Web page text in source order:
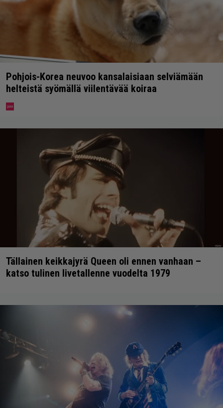
Pohjois-Korea neuvoo kansalaisiaan selviämään
helteistä syömällä viilentävää koiraa
Tällainen keikkajyrä Queen oli ennen vanhaan –
katso tulinen livetallenne vuodelta 1979